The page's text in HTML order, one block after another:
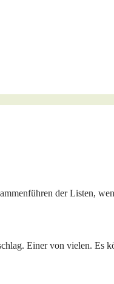
der Listen,
Einer von vielen. Es